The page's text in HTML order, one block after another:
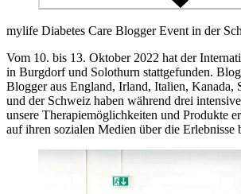
mylife Diabetes Care Blogger Event in der
Vom 10. bis 13. Oktober 2022 hat der
in Burgdorf und Solothurn stattgefunden.
Blogger aus England, Irland, Italien, Kanada,
und der Schweiz haben während drei
unsere Therapiemöglichkeiten und Produkte
auf ihren sozialen Medien über die Erlebnisse